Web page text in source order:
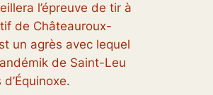
l’épreuve de tir à
de Châteauroux-
un agrès avec lequel
de Saint-Leu